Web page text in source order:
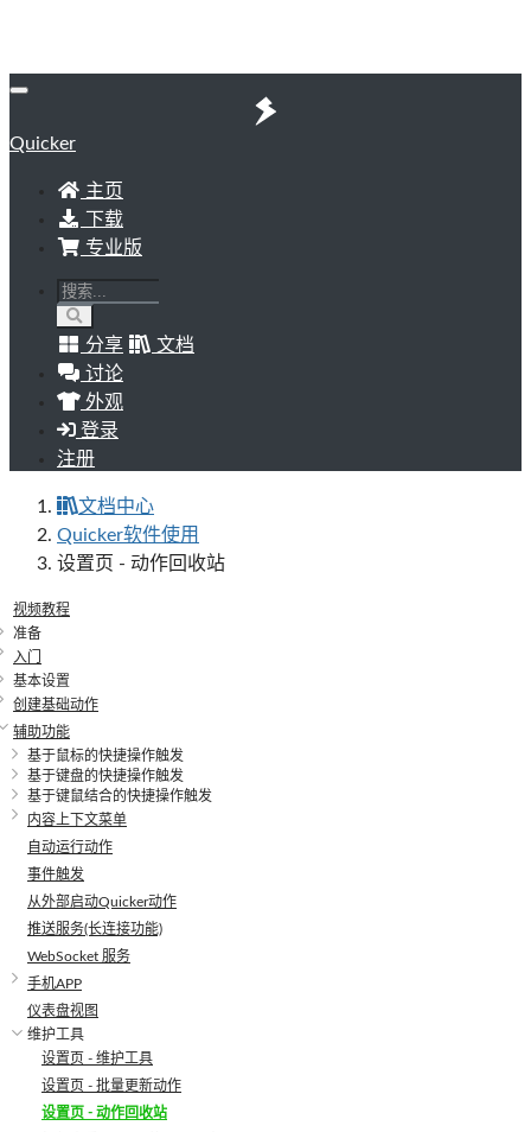
Quicker
主页
下载
专业版
分享
文档
讨论
外观
登录
注册
文档中心
Quicker软件使用
设置页 - 动作回收站
视频教程
准备
入门
基本设置
创建基础动作
辅助功能
基于鼠标的快捷操作触发
基于键盘的快捷操作触发
基于键鼠结合的快捷操作触发
内容上下文菜单
自动运行动作
事件触发
从外部启动Quicker动作
推送服务(长连接功能)
WebSocket 服务
手机APP
仪表盘视图
维护工具
设置页 - 维护工具
设置页 - 批量更新动作
设置页 - 动作回收站